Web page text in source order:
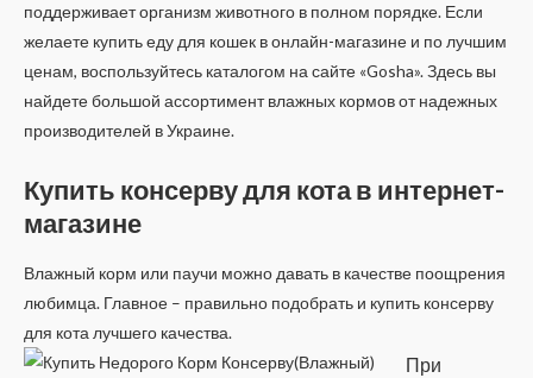
поддерживает организм животного в полном порядке. Если
желаете купить еду для кошек в онлайн-магазине и по лучшим
ценам, воспользуйтесь каталогом на сайте «Gosha». Здесь вы
найдете большой ассортимент влажных кормов от надежных
производителей в Украине.
Купить консерву для кота в интернет-
магазине
Влажный корм или паучи можно давать в качестве поощрения
любимца. Главное – правильно подобрать и купить консерву
для кота лучшего качества.
При